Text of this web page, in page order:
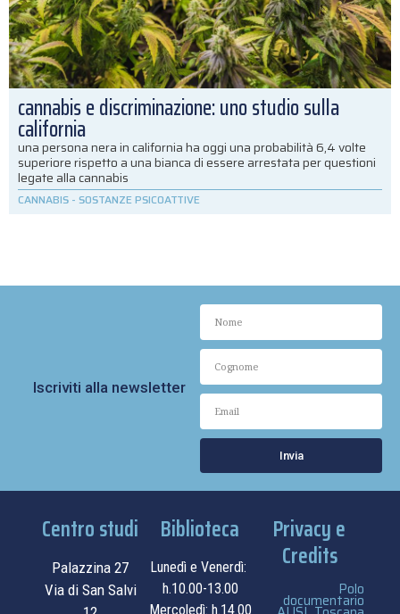
cannabis e discriminazione: uno studio sulla
california
una persona nera in california ha oggi una probabilità 6,4 volte
superiore rispetto a una bianca di essere arrestata per questioni
legate alla cannabis
CANNABIS - SOSTANZE PSICOATTIVE
Iscriviti alla newsletter
Invia
Centro studi
Palazzina 27
Via di San Salvi
Biblioteca
Lunedì e Venerdì:
h.10.00-13.00
Mercoledì: h.14.00
Privacy e
Credits
Polo
documentario